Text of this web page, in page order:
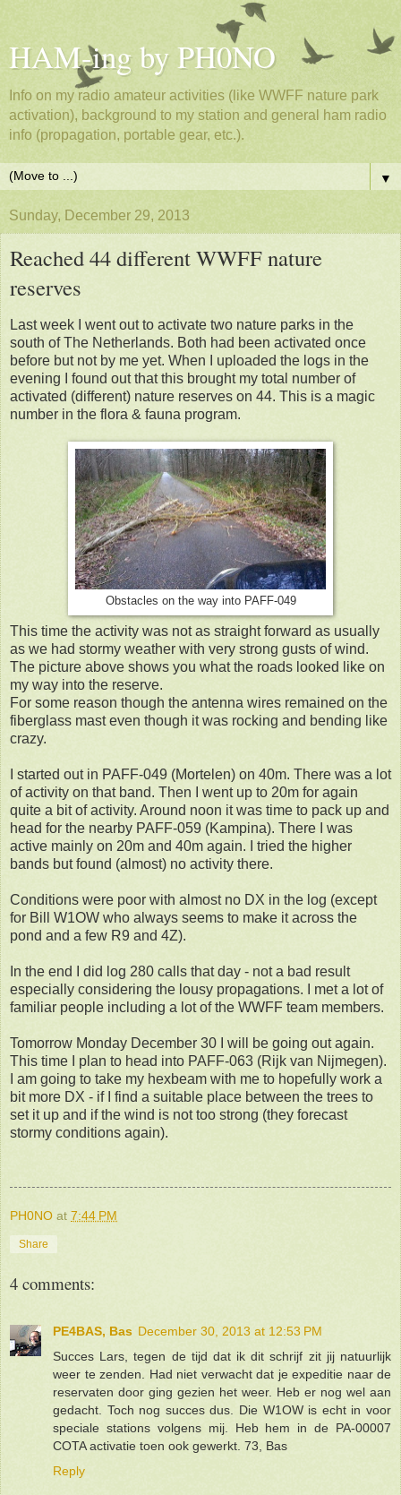
HAM-ing by PH0NO
Info on my radio amateur activities (like WWFF nature park
activation), background to my station and general ham radio
info (propagation, portable gear, etc.).
▼
Sunday, December 29, 2013
Reached 44 different WWFF nature
reserves
Last week I went out to activate two nature parks in the
south of The Netherlands. Both had been activated once
before but not by me yet. When I uploaded the logs in the
evening I found out that this brought my total number of
activated (different) nature reserves on 44. This is a magic
number in the flora & fauna program.
Obstacles on the way into PAFF-049
This time the activity was not as straight forward as usually
as we had stormy weather with very strong gusts of wind.
The picture above shows you what the roads looked like on
my way into the reserve.
For some reason though the antenna wires remained on the
fiberglass mast even though it was rocking and bending like
crazy.
I started out in PAFF-049 (Mortelen) on 40m. There was a lot
of activity on that band. Then I went up to 20m for again
quite a bit of activity. Around noon it was time to pack up and
head for the nearby PAFF-059 (Kampina). There I was
active mainly on 20m and 40m again. I tried the higher
bands but found (almost) no activity there.
Conditions were poor with almost no DX in the log (except
for Bill W1OW who always seems to make it across the
pond and a few R9 and 4Z).
In the end I did log 280 calls that day - not a bad result
especially considering the lousy propagations. I met a lot of
familiar people including a lot of the WWFF team members.
Tomorrow Monday December 30 I will be going out again.
This time I plan to head into PAFF-063 (Rijk van Nijmegen).
I am going to take my hexbeam with me to hopefully work a
bit more DX - if I find a suitable place between the trees to
set it up and if the wind is not too strong (they forecast
stormy conditions again).
PH0NO at 7:44 PM
Share
4 comments:
PE4BAS, Bas December 30, 2013 at 12:53 PM
Succes Lars, tegen de tijd dat ik dit schrijf zit jij natuurlijk
weer te zenden. Had niet verwacht dat je expeditie naar de
reservaten door ging gezien het weer. Heb er nog wel aan
gedacht. Toch nog succes dus. Die W1OW is echt in voor
speciale stations volgens mij. Heb hem in de PA-00007
COTA activatie toen ook gewerkt. 73, Bas
Reply